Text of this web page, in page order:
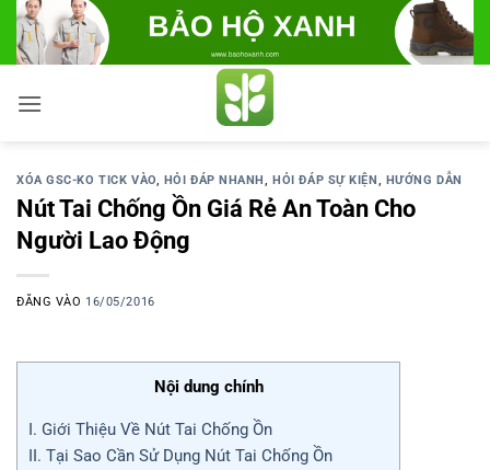
Bỏ
qua
nội
dung
XÓA GSC-KO TICK VÀO, HỎI ĐÁP NHANH, HỎI ĐÁP SỰ KIỆN , HƯỚNG DẪN
Nút Tai Chống Ồn Giá Rẻ An Toàn Cho
Người Lao Động
ĐĂNG VÀO 16/05/2016
Nội dung chính
I. Giới Thiệu Về Nút Tai Chống Ồn
II. Tại Sao Cần Sử Dụng Nút Tai Chống Ồn